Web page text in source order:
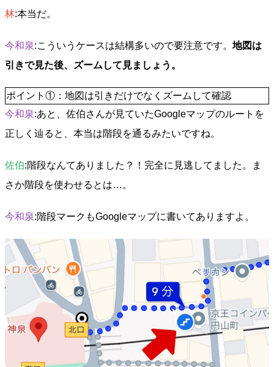
林:本当だ。
今和泉:こういうケースは結構多いので要注意です。 地図は
引きで見た後、ズームして見ましょう。
ポイント①：地図は引きだけでなくズームして確認
今和泉:あと、佐伯さんが見ていたGoogleマップのルートを
正しく辿ると、本当は階段を通るみたいですね。
佐伯:階段なんてありました？！完全に見逃してました。ま
さか階段を使わせるとは…。
今和泉:階段マークもGoogleマップに書いてありますよ。